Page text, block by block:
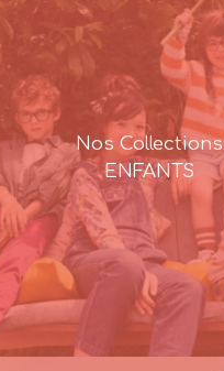
Nos Collections
ENFANTS